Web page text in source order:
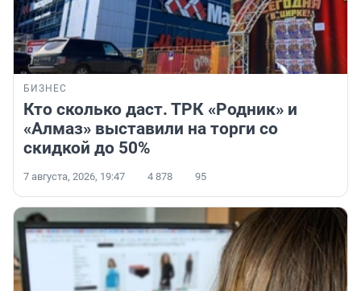
БИЗНЕС
Кто сколько даст. ТРК «Родник» и
«Алмаз» выставили на торги со
скидкой до 50%
7 августа, 2026, 19:47 4 878 95